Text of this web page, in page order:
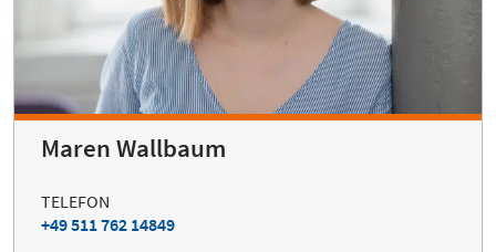
Maren Wallbaum
TELEFON
+49 511 762 14849